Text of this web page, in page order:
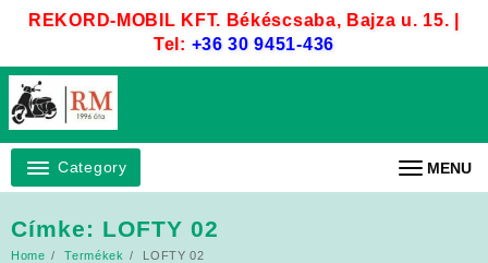
REKORD-MOBIL KFT. Békéscsaba, Bajza u. 15. |
Tel: +36 30 9451-436
Category MENU
Címke: LOFTY 02
Home Termékek LOFTY 02